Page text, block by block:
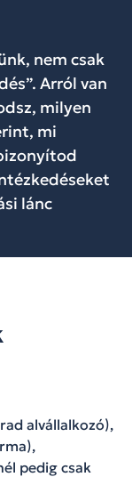
nem csak
Arról van
milyen
mi
lánc
alvállalkozó),
pedig csak